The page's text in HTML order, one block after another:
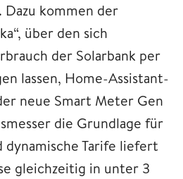
kommen der
über den sich
der Solarbank per
lassen, Home-Assistant-
neue Smart Meter Gen
die Grundlage für
dynamische Tarife liefert
gleichzeitig in unter 3